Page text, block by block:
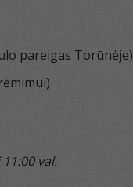
pareigas Torūnėje)
val.